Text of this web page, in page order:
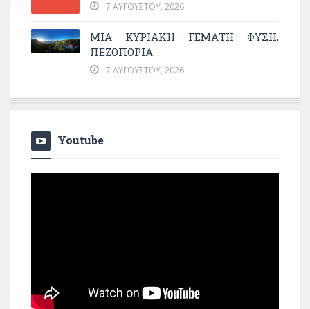
7 ΑΥΓΟΎΣΤΟΥ, 2026
ΜΙΑ ΚΥΡΙΑΚΉ ΓΕΜΆΤΗ ΦΎΣΗ,
ΠΕΖΟΠΟΡΊΑ
7 ΑΥΓΟΎΣΤΟΥ, 2026
Youtube